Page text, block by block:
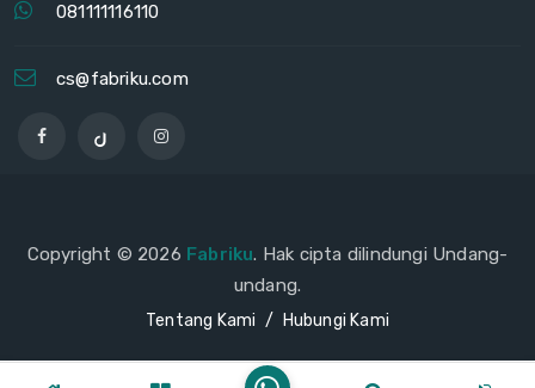
081111116110
cs@fabriku.com
Copyright © 2026 Fabriku. Hak cipta dilindungi Undang-
undang.
Tentang Kami Hubungi Kami